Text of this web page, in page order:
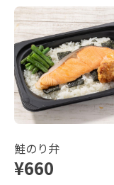
鮭のり弁
¥660